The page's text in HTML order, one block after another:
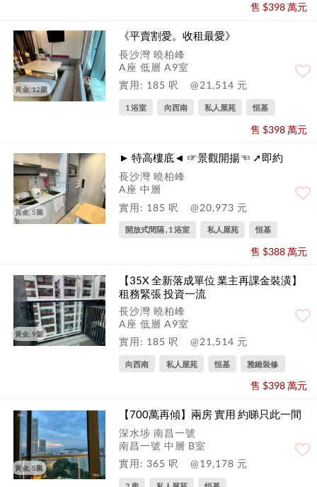
售 $398 萬元
黃金, 12圖
《平賣割愛。收租最愛》
長沙灣 曉柏峰
A座 低層 A9室
實用: 185 呎
@21,514 元
1 浴室 向西南 私人屋苑 恒基
售 $398 萬元
黃金, 5圖
► 特高樓底◄ ☞景觀開揚☜ ➚即約
長沙灣 曉柏峰
A座 中層
實用: 185 呎
@20,973 元
開放式間隔 , 1 浴室 私人屋苑 恒基
售 $388 萬元
黃金, 9圖
【35X 全新落成單位 業主再課金裝潢】
租務緊張 投資一流
長沙灣 曉柏峰
A座 低層 A9室
實用: 185 呎
@21,514 元
向西南 私人屋苑 恒基 雅緻裝修
售 $398 萬元
黃金, 5圖
【700萬再傾】兩房 實用 約睇只此一間
深水埗 南昌一號
南昌一號 中層 B室
實用: 365 呎
@19,178 元